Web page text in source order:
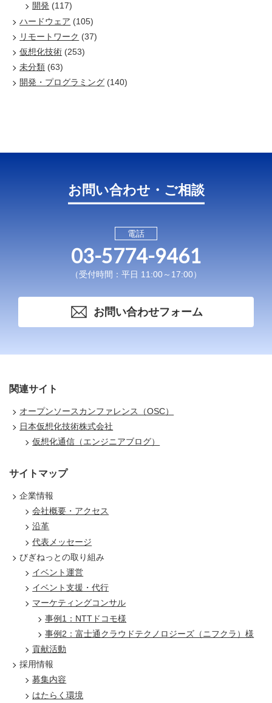
開発 (117)
ハードウェア (105)
リモートワーク (37)
仮想化技術 (253)
未分類 (63)
開発・プログラミング (140)
お問い合わせ・ご相談
電話
03-5774-9461
（受付時間：平日 11:00～17:00）
お問い合わせフォーム
関連サイト
オープンソースカンファレンス（OSC）
日本仮想化技術株式会社
仮想化通信（エンジニアブログ）
サイトマップ
企業情報
会社概要・アクセス
沿革
代表メッセージ
びぎねっとの取り組み
イベント運営
イベント支援・代行
マーケティングコンサル
事例1：NTTドコモ様
事例2：富士通クラウドテクノロジーズ（ニフクラ）様
貢献活動
採用情報
募集内容
はたらく環境